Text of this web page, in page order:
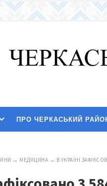
ПРО ЧЕРКАСЬКИЙ
→ МЕДИЦИНА → В УКРАЇНІ